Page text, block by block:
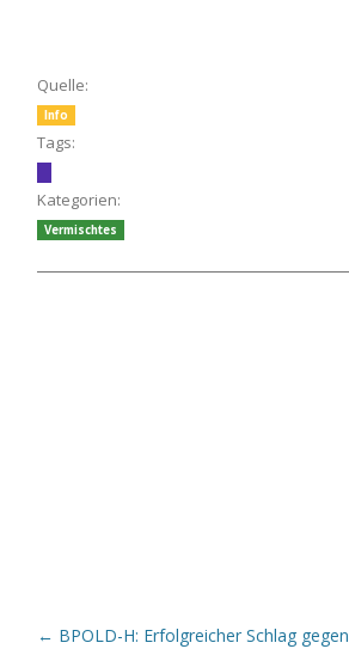
Quelle:
Info
Tags:
Kategorien:
Vermischtes
Beitrags-Navigation
← BPOLD-H: Erfolgreicher Schlag gegen